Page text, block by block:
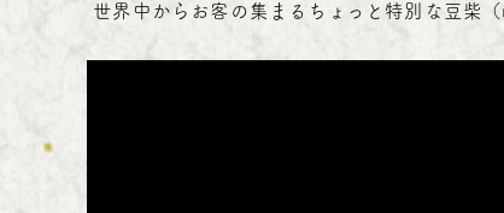
世界中からお客の集まるちょっと特別な豆柴（